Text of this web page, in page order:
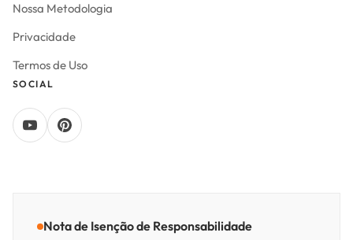
Nossa Metodologia
Privacidade
Termos de Uso
SOCIAL
Nota de Isenção de Responsabilidade